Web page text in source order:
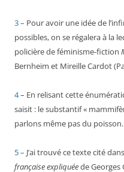
3 – Pour avoir une idée de
possibles, on se régalera à la
policière de féminisme-fiction
Bernheim et Mireille Cardot
4– En relisant cette
saisit : le substantif «
parlons même pas du
5 – J’ai trouvé ce texte cité
française expliquéede Georges